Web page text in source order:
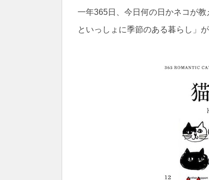
一年365日、今日何の日かネコが
といっしょに季節のある暮らし」